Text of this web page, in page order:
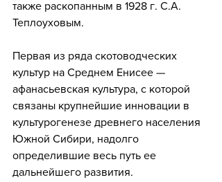
также раскопанным в 1928 г. С.А.
Теплоуховым.
Первая из ряда скотоводческих
культур на Среднем Енисее —
афанасьевская культура, с которой
связаны крупнейшие инновации в
культурогенезе древнего населения
Южной Сибири, надолго
определившие весь путь ее
дальнейшего развития.